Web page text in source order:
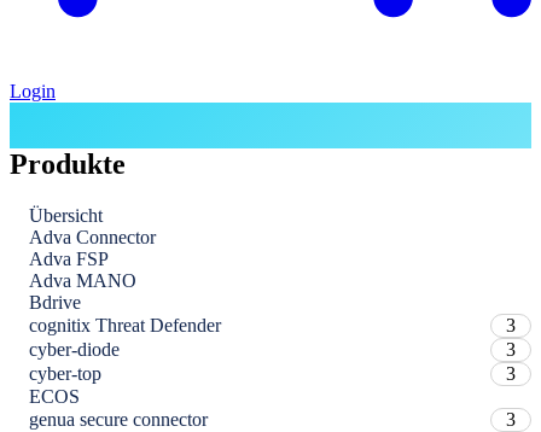
Login
Produkte
Übersicht
Adva Connector
Adva FSP
Adva MANO
Bdrive
cognitix Threat Defender
3
cyber-diode
3
cyber-top
3
ECOS
genua secure connector
3